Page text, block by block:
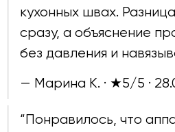
кухонных швах.
сразу, а объяснение
без давления и
— Марина К. · ★5/5 ·
“Понравилось, что